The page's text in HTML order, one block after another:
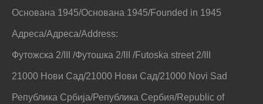
Основана 1945/Основана 1945/Founded in 1945
Адреса/Адреса/Address:
Футожска 2/III /Футошка 2/III /Futoska street 2/III
21000 Нови Сад/21000 Нови Сад/21000 Novi Sad
Република Србија/Република Сербия/Republic of